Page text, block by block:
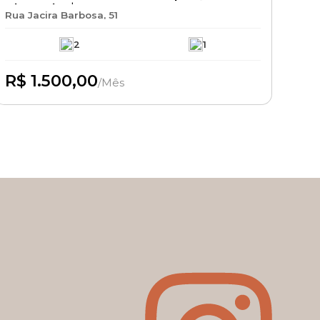
Aluguel R$ 1.500 + IPTU + Seguro
Locação
Rua Jacira Barbosa, 51
2 1
R$ 1.500,00/Mês